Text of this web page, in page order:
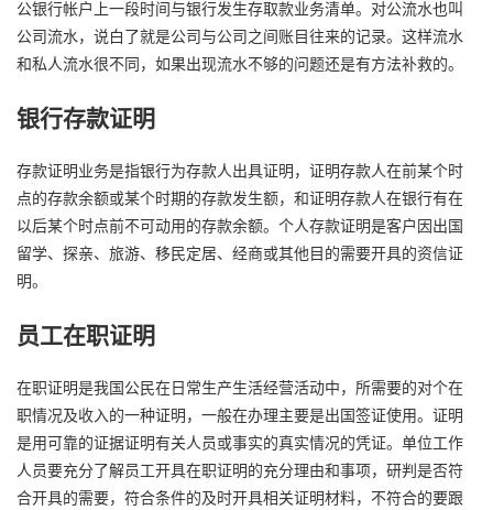
公银行帐户上一段时间与银行发生存取款业务清单。对公流水也叫
公司流水，说白了就是公司与公司之间账目往来的记录。这样流水
和私人流水很不同，如果出现流水不够的问题还是有方法补救的。
银行存款证明
存款证明业务是指银行为存款人出具证明，证明存款人在前某个时
点的存款余额或某个时期的存款发生额，和证明存款人在银行有在
以后某个时点前不可动用的存款余额。个人存款证明是客户因出国
留学、探亲、旅游、移民定居、经商或其他目的需要开具的资信证
明。
员工在职证明
在职证明是我国公民在日常生产生活经营活动中，所需要的对个在
职情况及收入的一种证明，一般在办理主要是出国签证使用。证明
是用可靠的证据证明有关人员或事实的真实情况的凭证。单位工作
人员要充分了解员工开具在职证明的充分理由和事项，研判是否符
合开具的需要，符合条件的及时开具相关证明材料，不符合的要跟